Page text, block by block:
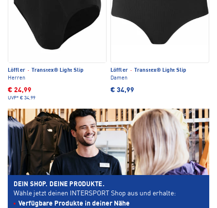
Löffler ·
Transtex® Light Slip
Herren
€ 24,99
UVP* € 34,99
Löffler ·
Transtex® Light Slip
Damen
€ 34,99
DEIN SHOP. DEINE PRODUKTE.
Wähle jetzt deinen INTERSPORT Shop aus und erhalte:
Verfügbare Produkte in deiner Nähe